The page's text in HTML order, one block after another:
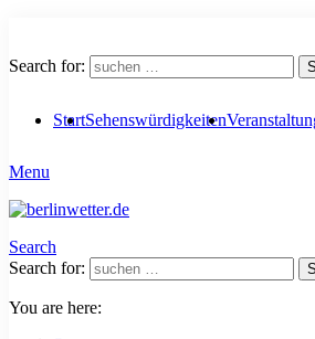
Search for:
StartSehenswürdigkeiten
Menu
Search
Search for:
You are here: